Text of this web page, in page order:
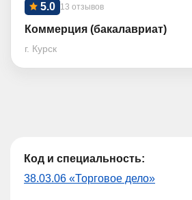
13 отзывов
5.0
Коммерция (бакалавриат)
г. Курск
Код и специальность:
38.03.06 «Торговое дело»